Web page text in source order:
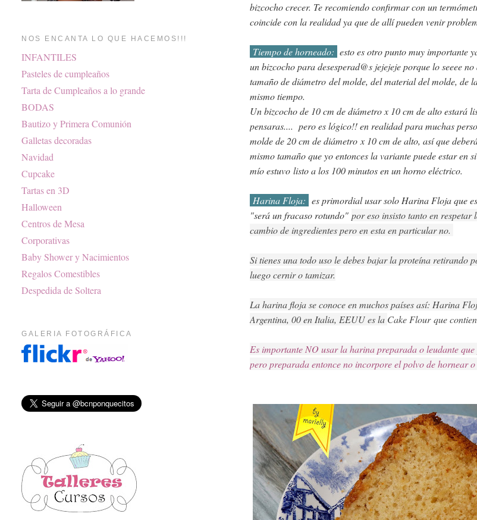
bizcocho crecer. Te recomiendo confirmar con un
coincide con la realidad ya que de allí pueden venir
Tiempo de horneado: esto es otro punto muy importante
un bizcocho para desesperad@s jejejeje porque lo seeee
tamaño de diámetro del molde, del material del molde, de
mismo tiempo.
Un bizcocho de 10 cm de diámetro x 10 cm de alto estará
pensaras.... pero es lógico!! en realidad para muchas
molde de 20 cm de diámetro x 10 cm de alto, así que
mismo tamaño que yo entonces la variante puede estar en
mío estuvo listo a los 100 minutos en un horno eléctrico.
Harina Floja: es primordial usar solo Harina Floja que
"será un fracaso rotundo" por eso insisto tanto en respetar
cambio de ingredientes pero en esta en particular no.
Si tienes una todo uso le debes bajar la proteína retirando
luego cernir o tamizar.
La harina floja se conoce en muchos países así: Harina
Argentina, 00 en Italia, EEUU es la Cake Flour que
Es importante NO usar la harina preparada o leudante
pero preparada entonce no incorpore el polvo de hornear
NOS ENCANTA LO QUE HACEMOS!!!
INFANTILES
Pasteles de cumpleaños
Tarta de Cumpleaños a lo grande
BODAS
Bautizo y Primera Comunión
Galletas decoradas
Navidad
Cupcake
Tartas en 3D
Halloween
Centros de Mesa
Corporativas
Baby Shower y Nacimientos
Regalos Comestibles
Despedida de Soltera
GALERIA FOTOGRÁFICA